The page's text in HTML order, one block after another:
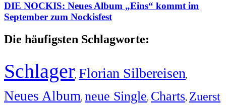
DIE NOCKIS: Neues Album „Eins“ kommt im
September zum Nockisfest
Die häufigsten Schlagworte:
Schlager, Florian Silbereisen,
Neues Album, neue Single, Charts, Zuerst